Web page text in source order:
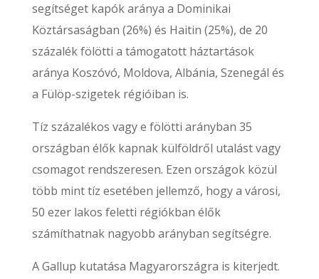
segítséget kapók aránya a Dominikai
Köztársaságban (26%) és Haitin (25%), de 20
százalék fölötti a támogatott háztartások
aránya Koszóvó, Moldova, Albánia, Szenegál és
a Fülöp-szigetek régióiban is.
Tíz százalékos vagy e fölötti arányban 35
országban élők kapnak külföldről utalást vagy
csomagot rendszeresen. Ezen országok közül
több mint tíz esetében jellemző, hogy a városi,
50 ezer lakos feletti régiókban élők
számíthatnak nagyobb arányban segítségre.
A Gallup kutatása Magyarországra is kiterjedt.